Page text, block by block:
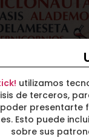
utilizamos
de terceros,
presentarte
Esto puede
sobre sus
15AGO.2026
Even